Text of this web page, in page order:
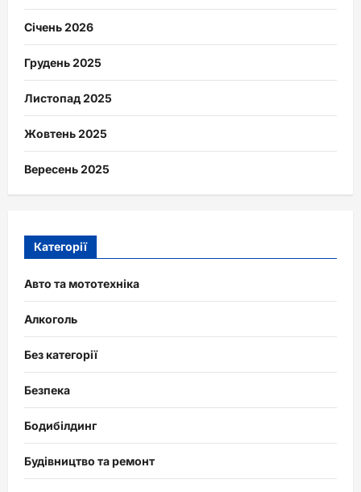
Січень 2026
Грудень 2025
Листопад 2025
Жовтень 2025
Вересень 2025
Категорії
Авто та мототехніка
Алкоголь
Без категорії
Безпека
Бодибілдинг
Будівництво та ремонт